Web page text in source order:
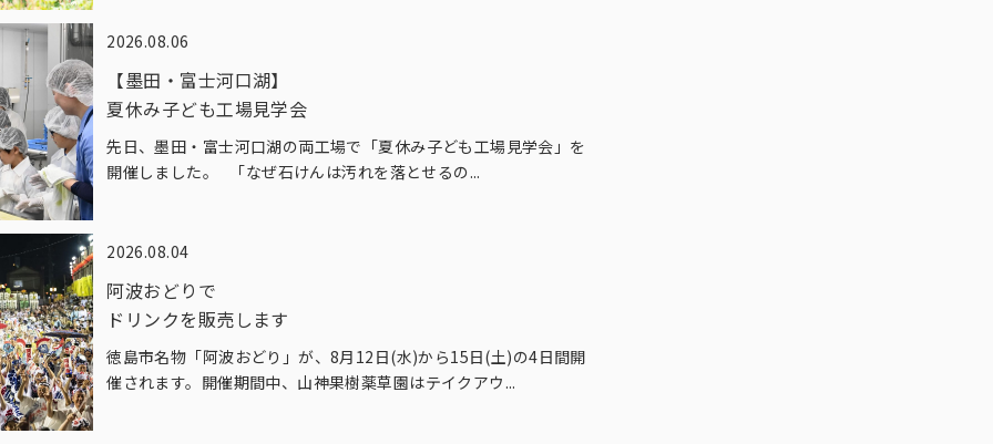
2026.08.06
【墨田・富士河口湖】
夏休み子ども工場見学会
先日、墨田・富士河口湖の両工場で「夏休み子ども工場見学会」を
開催しました。 「なぜ石けんは汚れを落とせるの...
2026.08.04
阿波おどりで
ドリンクを販売します
徳島市名物「阿波おどり」が、8月12日(水)から15日(土)の4日間開
催されます。開催期間中、山神果樹薬草園はテイクアウ...